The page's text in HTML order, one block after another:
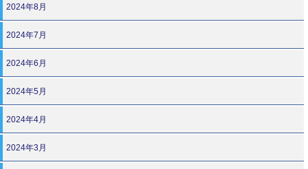
2024年8月
2024年7月
2024年6月
2024年5月
2024年4月
2024年3月